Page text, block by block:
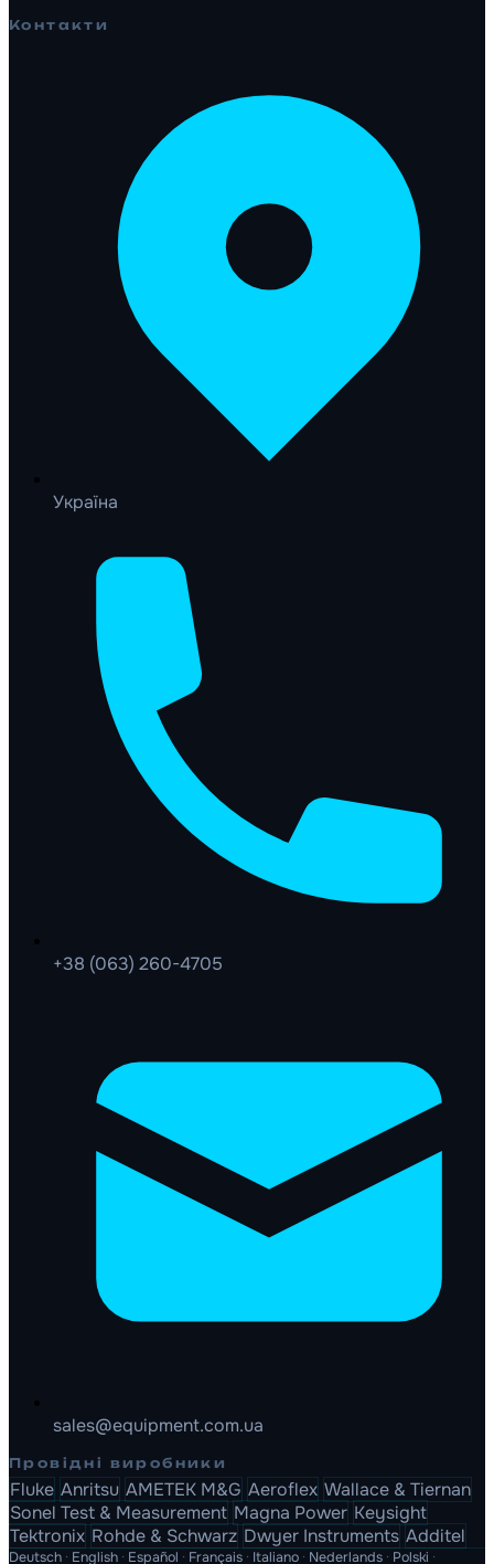
Контакти
Україна
+38 (063) 260-4705
sales@equipment.com.ua
Провідні виробники
Fluke Anritsu AMETEK M&G Aeroflex Wallace & Tiernan
Sonel Test & Measurement Magna Power Keysight
Tektronix Rohde & Schwarz Dwyer Instruments Additel
Deutsch · English · Español · Français · Italiano · Nederlands · Polski ·